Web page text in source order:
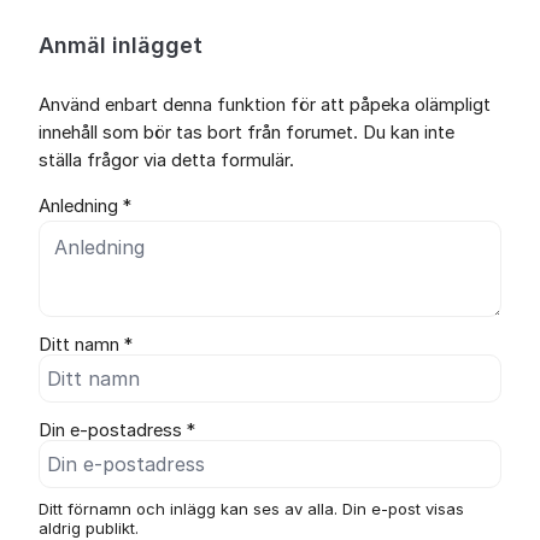
Anmäl inlägget
Använd enbart denna funktion för att påpeka olämpligt
innehåll som bör tas bort från forumet. Du kan inte
ställa frågor via detta formulär.
Anledning *
Ditt namn *
Din e-postadress *
Ditt förnamn och inlägg kan ses av alla. Din e-post visas
aldrig publikt.